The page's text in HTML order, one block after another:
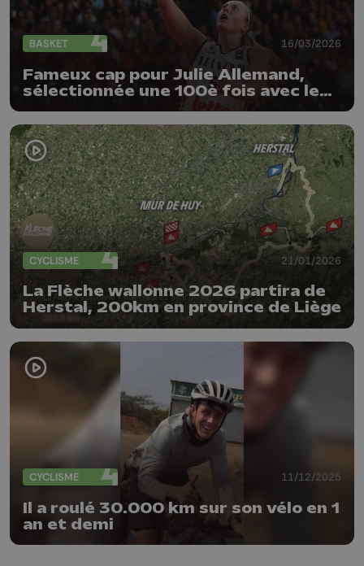
BASKET 16/03/2026
Fameux cap pour Julie Allemand,
sélectionnée une 100è fois avec les
Belgian Cats
CYCLISME 21/01/2026
La Flèche wallonne 2026 partira de
Herstal, 200km en province de Liège
CYCLISME 11/12/2025
Il a roulé 30.000 km sur son vélo en 1
an et demi